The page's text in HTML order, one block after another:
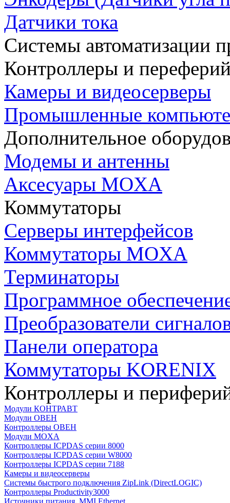
Датчики тока
Системы автоматизации
Контроллеры и
Камеры и видеосерверы
Промышленные
Дополнительное
Модемы и антенны
Аксесуары MOXA
Коммутаторы
Серверы интерфейсов
Коммутаторы MOXA
Терминаторы
Программное
Преобразователи
Панели оператора
Коммутаторы KORENIX
Контроллеры и
Модули КОНТРАВТ
Модули ОВЕН
Контроллеры ОВЕН
Модули MOXA
Контроллеры ICPDAS серии 8000
Контроллеры ICPDAS серии W8000
Контроллеры ICPDAS серии 7188
Камеры и видеосерверы
Системы быстрого подключения ZipLink (DirectLOGIC)
Контроллеры Productivity3000